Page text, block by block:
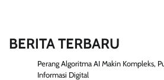
BERITA TERBARU
Perang Algoritma AI Makin Kompleks,
Informasi Digital